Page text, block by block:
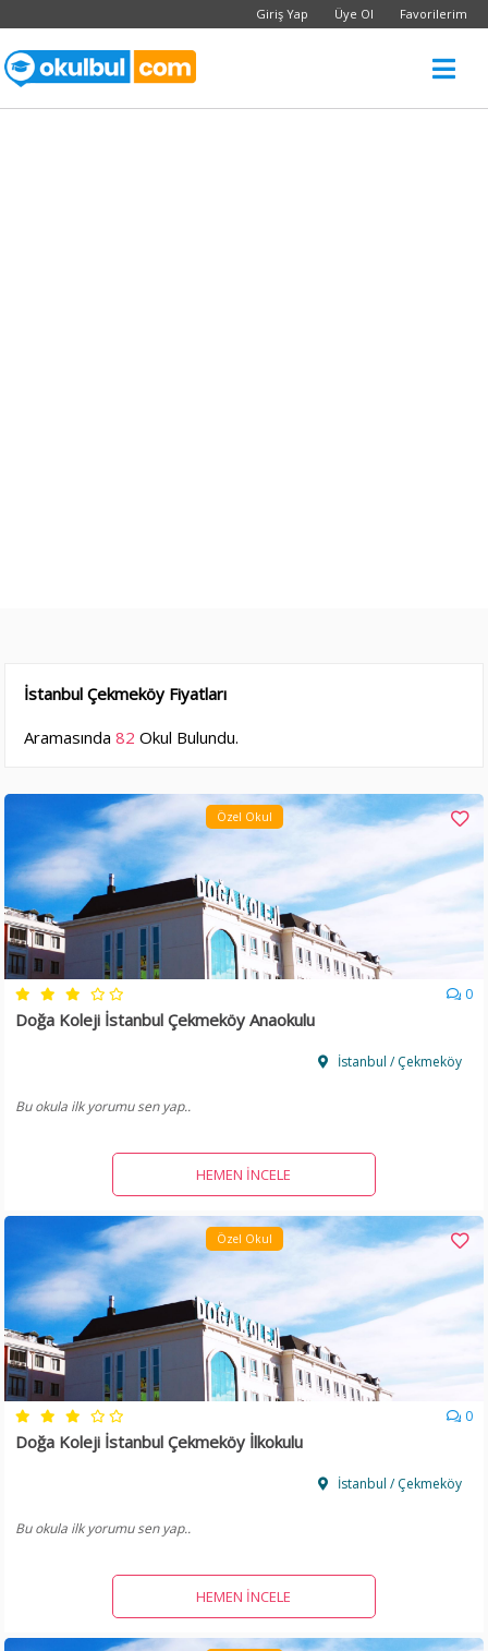
Giriş Yap Üye Ol Favorilerim
İstanbul Çekmeköy Fiyatları
Aramasında82 Okul Bulundu.
Özel Okul
0
Doğa Koleji İstanbul Çekmeköy Anaokulu
İstanbul / Çekmeköy
Bu okula ilk yorumu sen yap..
HEMEN İNCELE
Özel Okul
0
Doğa Koleji İstanbul Çekmeköy İlkokulu
İstanbul / Çekmeköy
Bu okula ilk yorumu sen yap..
HEMEN İNCELE